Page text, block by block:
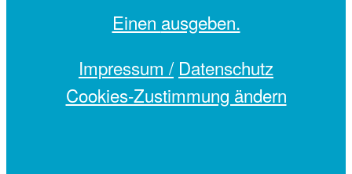
Einen ausgeben.
Impressum / Datenschutz
Cookies-Zustimmung ändern